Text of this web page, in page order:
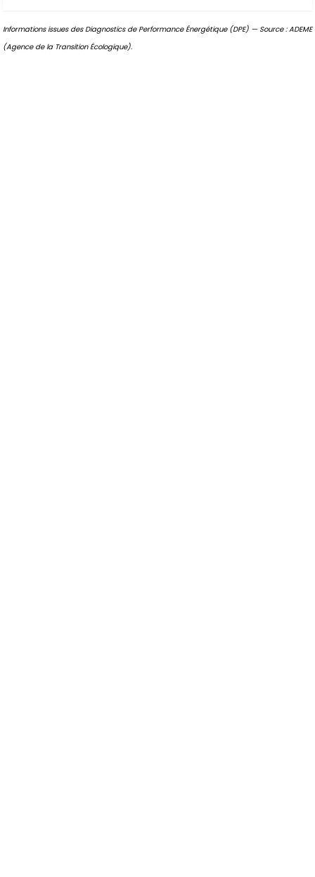
Informations issues des Diagnostics de Performance Énergétique (DPE) — Source : ADEME
(Agence de la Transition Écologique).